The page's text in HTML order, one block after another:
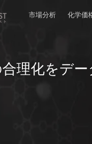
市場分析 化学価
理化をデ